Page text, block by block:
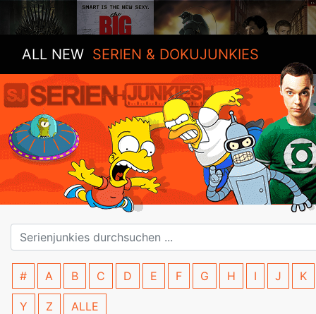
ALL NEW SERIEN & DOKUJUNKIES
# A B C D E F G H I J K
Y Z ALLE